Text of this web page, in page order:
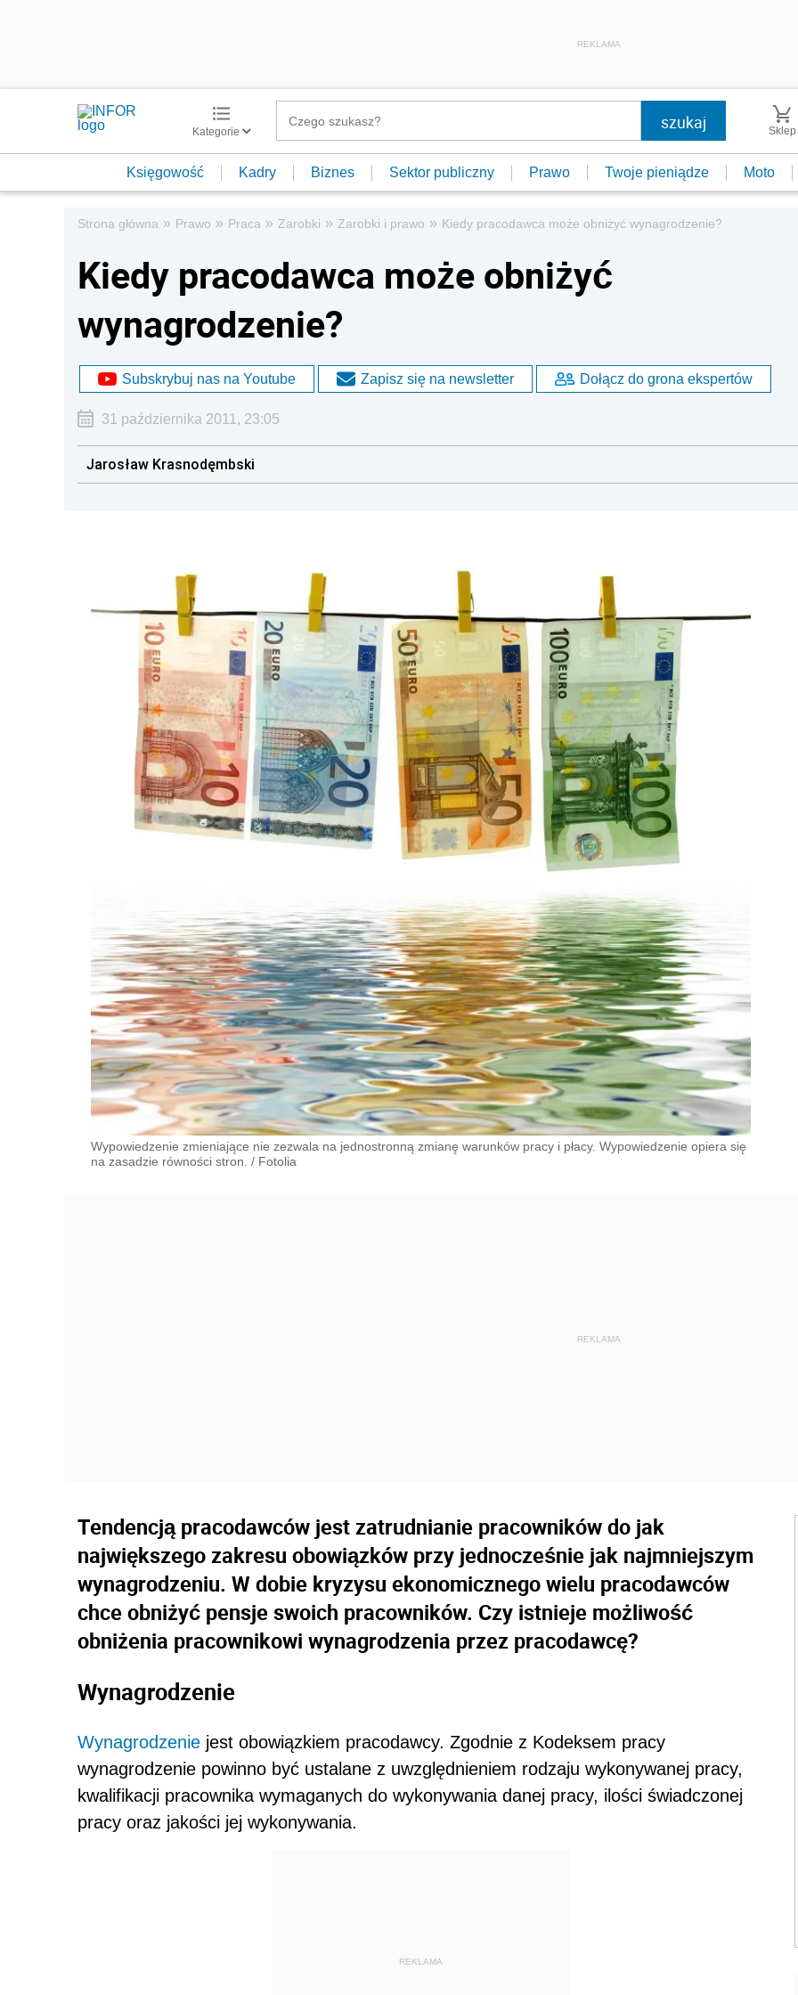
REKLAMA
Kategorie Sklep
Księgowość Kadry Biznes Sektor publiczny Prawo Twoje pieniądze Moto
Strona główna » Prawo » Praca » Zarobki » Zarobki i prawo » Kiedy pracodawca może obniżyć wynagrodzenie?
Kiedy pracodawca może obniżyć
wynagrodzenie?
Subskrybuj nas na Youtube Zapisz się na newsletter Dołącz do grona ekspertów
31 października 2011, 23:05
Jarosław Krasnodęmbski
Wypowiedzenie zmieniające nie zezwala na jednostronną zmianę warunków pracy i płacy. Wypowiedzenie opiera się
na zasadzie równości stron. / Fotolia
Tendencją pracodawców jest zatrudnianie pracowników do jak
największego zakresu obowiązków przy jednocześnie jak najmniejszym
wynagrodzeniu. W dobie kryzysu ekonomicznego wielu pracodawców
chce obniżyć pensje swoich pracowników. Czy istnieje możliwość
obniżenia pracownikowi wynagrodzenia przez pracodawcę?
Wynagrodzenie
Wynagrodzenie jest obowiązkiem pracodawcy. Zgodnie z Kodeksem pracy
wynagrodzenie powinno być ustalane z uwzględnieniem rodzaju wykonywanej pracy,
kwalifikacji pracownika wymaganych do wykonywania danej pracy, ilości świadczonej
pracy oraz jakości jej wykonywania.
REKLAMA